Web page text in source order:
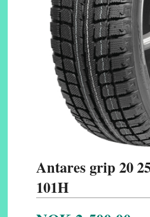
Antares grip 20
101H